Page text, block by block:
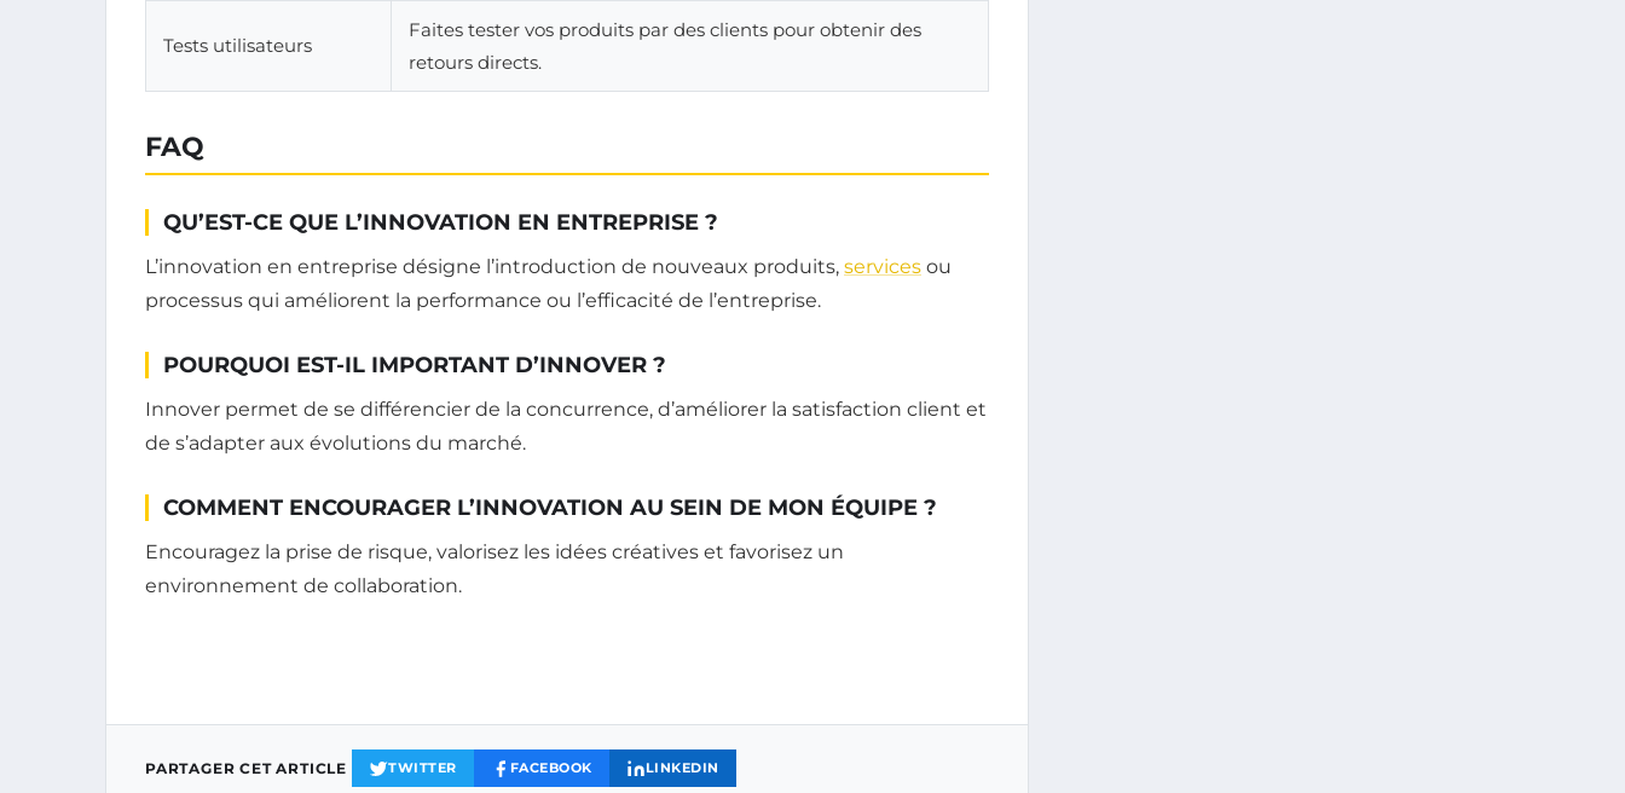
Tests utilisateurs
Faites tester vos produits par des clients pour obtenir des
retours directs.
FAQ
QU’EST-CE QUE L’INNOVATION EN ENTREPRISE ?
L’innovation en entreprise désigne l’introduction de nouveaux produits, services ou
processus qui améliorent la performance ou l’efficacité de l’entreprise.
POURQUOI EST-IL IMPORTANT D’INNOVER ?
Innover permet de se différencier de la concurrence, d’améliorer la satisfaction client et
de s’adapter aux évolutions du marché.
COMMENT ENCOURAGER L’INNOVATION AU SEIN DE MON ÉQUIPE ?
Encouragez la prise de risque, valorisez les idées créatives et favorisez un
environnement de collaboration.
PARTAGER CET ARTICLE TWITTER FACEBOOK LINKEDIN